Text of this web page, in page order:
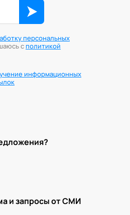
и запросы от СМИ
персональных
сполитикой
информационных